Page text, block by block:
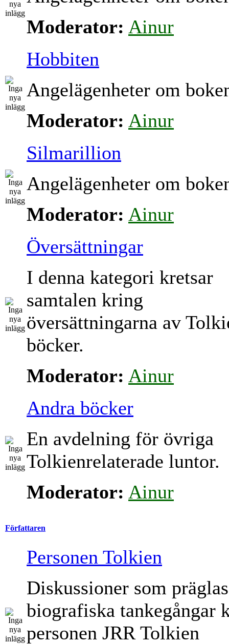
Moderator: Ainur
Hobbiten
Angelägenheter om
Moderator: Ainur
Silmarillion
Angelägenheter om
Moderator: Ainur
Översättningar
I denna kategori kretsar
samtalen kring
översättningarna av
böcker.
Moderator: Ainur
Andra böcker
En avdelning för övriga
Tolkienrelaterade luntor.
Moderator: Ainur
Författaren
Personen Tolkien
Diskussioner som
biografiska tankegångar
personen JRR Tolkien